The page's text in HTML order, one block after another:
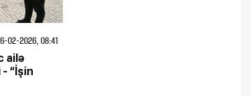
02-2026, 08:41
ailə
- “İşin